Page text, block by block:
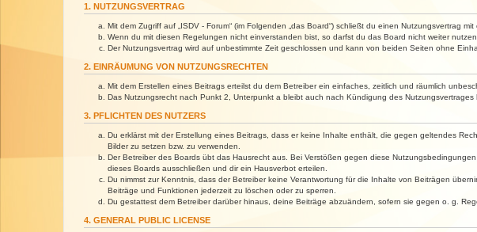
1. NUTZUNGSVERTRAG
Mit dem Zugriff auf „ISDV - Forum“ (im Folgenden „das Board“) schließt du einen Nutzungsvertrag
Wenn du mit diesen Regelungen nicht einverstanden bist, so darfst du das Board nicht weiter
Der Nutzungsvertrag wird auf unbestimmte Zeit geschlossen und kann von beiden Seiten ohne
2. EINRÄUMUNG VON NUTZUNGSRECHTEN
Mit dem Erstellen eines Beitrags erteilst du dem Betreiber ein einfaches, zeitlich und räumlich
Das Nutzungsrecht nach Punkt 2, Unterpunkt a bleibt auch nach Kündigung des Nutzungsvertrages
3. PFLICHTEN DES NUTZERS
Du erklärst mit der Erstellung eines Beitrags, dass er keine Inhalte enthält, die gegen geltendes
Bilder zu setzen bzw. zu verwenden.
Der Betreiber des Boards übt das Hausrecht aus. Bei Verstößen gegen diese
dieses Boards ausschließen und dir ein Hausverbot erteilen.
Du nimmst zur Kenntnis, dass der Betreiber keine Verantwortung für die Inhalte von Beiträgen
Beiträge und Funktionen jederzeit zu löschen oder zu sperren.
Du gestattest dem Betreiber darüber hinaus, deine Beiträge abzuändern, sofern sie gegen o. g.
4. GENERAL PUBLIC LICENSE